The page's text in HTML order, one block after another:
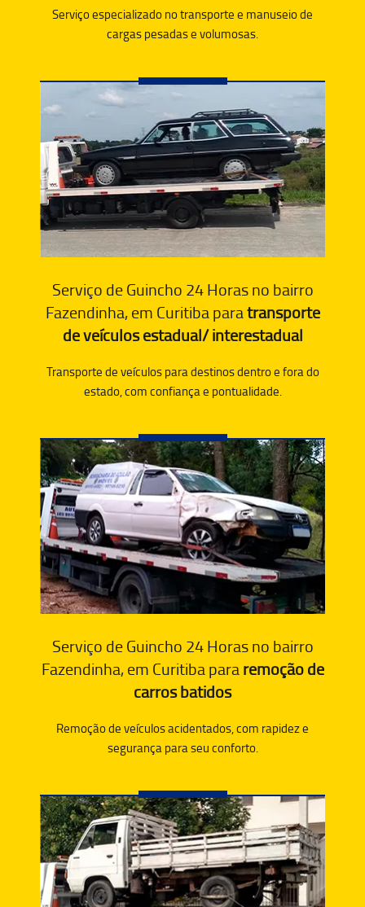
Serviço especializado no transporte e manuseio de
cargas pesadas e volumosas.
Serviço de Guincho 24 Horas no bairro
Fazendinha, em Curitiba paratransporte
de veículos estadual/ interestadual
Transporte de veículos para destinos dentro e fora do
estado, com confiança e pontualidade.
Serviço de Guincho 24 Horas no bairro
Fazendinha, em Curitiba pararemoção de
carros batidos
Remoção de veículos acidentados, com rapidez e
segurança para seu conforto.